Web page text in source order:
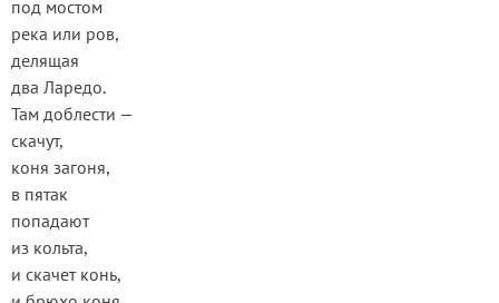
под мостом
река или ров,
делящая
два Ларедо.
Там доблести —
скачут,
коня загоня,
в пятак
попадают
из кольта,
и скачет конь,